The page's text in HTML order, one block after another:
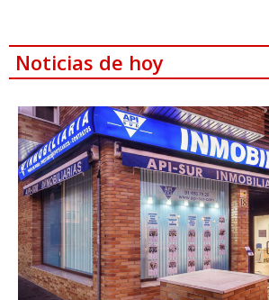
Noticias de hoy